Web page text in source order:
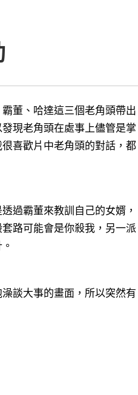
董、哈達這三個老角頭帶出
現老角頭在處事上儘管是掌
喜歡片中老角頭的對話，都
過霸董來教訓自己的女婿，
路可能會是你殺我，另一派
談大事的畫面，所以突然有